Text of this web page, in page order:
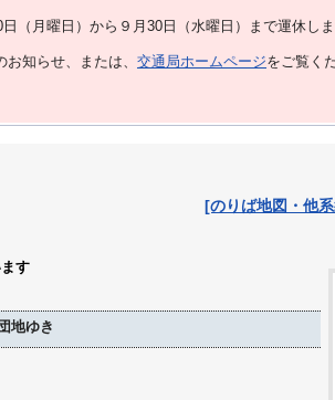
月曜日）から９月30日（水曜日）まで運休しま
知らせ、または、 交通局ホームページをご覧く
[のりば地図・他
す
地ゆき